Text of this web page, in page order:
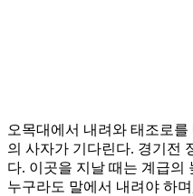
오목대에서 내려와 태조로를
의 사자가 기다린다. 경기전
다. 이곳을 지날 때는 계급의
누구라도 말에서 내려야 하